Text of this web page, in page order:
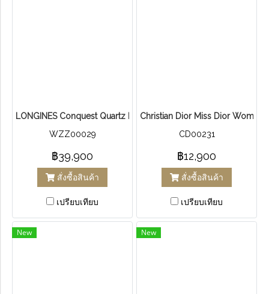
LONGINES Conquest Quartz Ladies
WZZ00029
฿39,900
สั่งซื้อสินค้า
เปรียบเทียบ
Christian Dior Miss Dior
CD00231
฿12,900
สั่งซื้อสินค้า
เปรียบเทียบ
New New